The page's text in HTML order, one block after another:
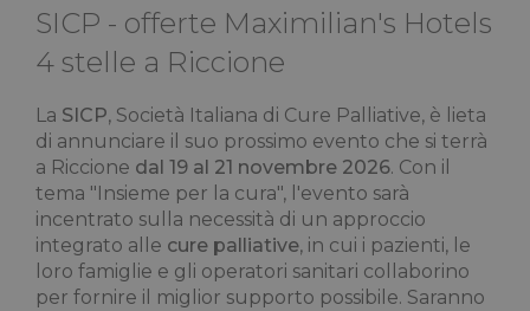
SICP - offerte Maximilian's Hotels
4 stelle a Riccione
La SICP, Società Italiana di Cure Palliative, è lieta
di annunciare il suo prossimo evento che si terrà
a Riccione dal 19 al 21 novembre 2026. Con il
tema "Insieme per la cura", l'evento sarà
incentrato sulla necessità di un approccio
integrato alle cure palliative, in cui i pazienti, le
loro famiglie e gli operatori sanitari collaborino
per fornire il miglior supporto possibile. Saranno